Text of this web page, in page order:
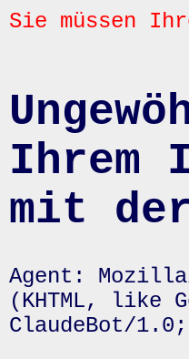
Sie müssen
Ihrem
mit
Agent:
(KHTML, like
ClaudeBot/